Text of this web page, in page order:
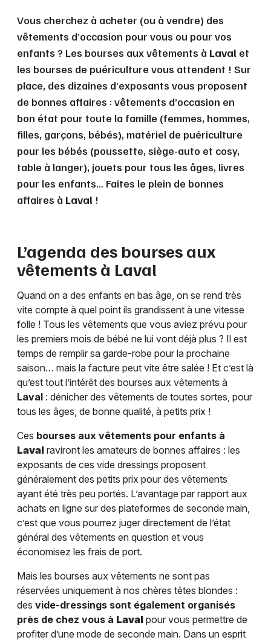
Vous cherchez à acheter (ou à vendre) des
vêtements d’occasion pour vous ou pour vos
enfants ? Les bourses aux vêtements à Laval et
les bourses de puériculture vous attendent ! Sur
place, des dizaines d’exposants vous proposent
de bonnes affaires : vêtements d’occasion en
bon état pour toute la famille (femmes, hommes,
filles, garçons, bébés), matériel de puériculture
pour les bébés (poussette, siège-auto et cosy,
table à langer), jouets pour tous les âges, livres
pour les enfants… Faites le plein de bonnes
affaires à Laval !
L’agenda des bourses aux
vêtements à Laval
Quand on a des enfants en bas âge, on se rend très
vite compte à quel point ils grandissent à une vitesse
folle ! Tous les vêtements que vous aviez prévu pour
les premiers mois de bébé ne lui vont déjà plus ? Il est
temps de remplir sa garde-robe pour la prochaine
saison… mais la facture peut vite être salée ! Et c’est là
qu’est tout l’intérêt des bourses aux vêtements à
Laval : dénicher des vêtements de toutes sortes, pour
tous les âges, de bonne qualité, à petits prix !
Ces bourses aux vêtements pour enfants à
Laval raviront les amateurs de bonnes affaires : les
exposants de ces vide dressings proposent
généralement des petits prix pour des vêtements
ayant été très peu portés. L’avantage par rapport aux
achats en ligne sur des plateformes de seconde main,
c’est que vous pourrez juger directement de l’état
général des vêtements en question et vous
économisez les frais de port.
Mais les bourses aux vêtements ne sont pas
réservées uniquement à nos chères têtes blondes :
des vide-dressings sont également organisés
près de chez vous à Laval pour vous permettre de
profiter d’une mode de seconde main. Dans un esprit